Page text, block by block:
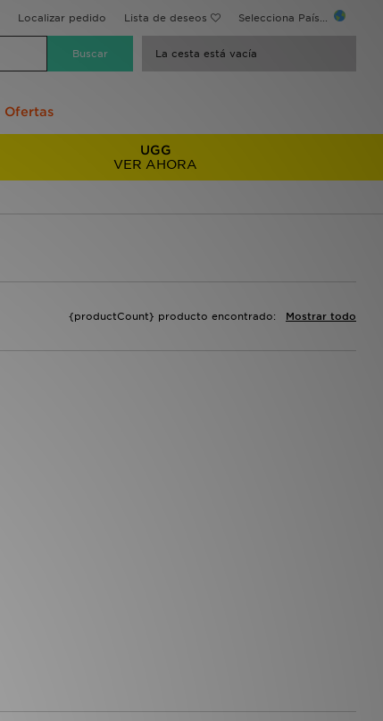
Localizar pedido Lista de deseos Selecciona País...
La cesta está vacía
Ofertas
UGG
VER AHORA
Mostrar todo
{productCount} producto encontrado: